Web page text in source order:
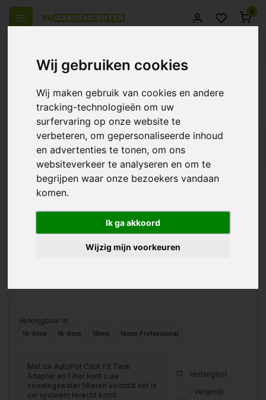
Wij gebruiken cookies
Wij maken gebruik van cookies en andere
tracking-technologieën om uw
surfervaring op onze website te
verbeteren, om gepersonaliseerde inhoud
en advertenties te tonen, om ons
websiteverkeer te analyseren en om te
begrijpen waar onze bezoekers vandaan
komen.
Ik ga akkoord
Wijzig mijn voorkeuren
0
Producten getagd met AutoPot Click Fit
Tank Adapter en Filter
AutoPot Click Fit Tank
Adapter en Filter
€12,95
Verkrijgbaar in
16-6mm 16-9mm 16mm 16mm Professional
Met de AutoPot Click Fit Tank
Adapter en Filter kunt u uw
voedingswater filteren voordat het in
uw systeem terecht komt.
Verlanglijst
Vergelijk